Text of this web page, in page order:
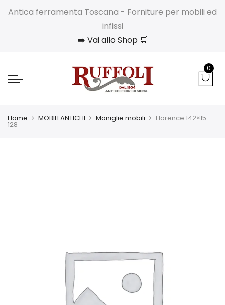
Antica ferramenta Toscana - Forniture per mobili ed
infissi
➡️ Vai allo Shop 🛒
0
Home MOBILI ANTICHI Maniglie mobili Florence 142×15
128